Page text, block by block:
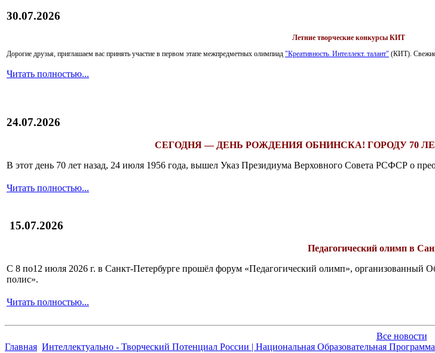
30.07.2026
Летние творческие конкурсы КИТ
Дорогие друзья, приглашаем вас принять участие в первом этапе межпредметных олимпиад "Креативность. Интеллект. талант" (КИТ). Свежие
Читать полностью...
24.07.2026
СЕГОДНЯ — ДЕНЬ РОЖДЕНИЯ ОБНИНСКА! ГОРОДУ 70
В этот день 70 лет назад, 24 июля 1956 года, вышел Указ Президиума Верховного Совета РСФСР о
Читать полностью...
15.07.2026
Педагогический олимп в
С 8 по12 июля 2026 г. в Санкт-Петербурге прошёл форум «Педагогический олимп»,
полис».
Читать полностью...
Все новости
Главная Интеллектуально - Творческий Потенциал России | Национальная Образовательная Программа